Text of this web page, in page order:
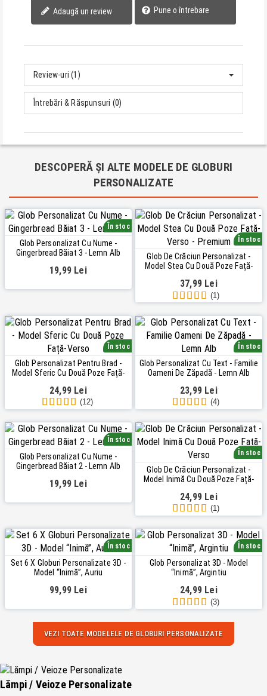
Adaugă un review Pune o întrebare
Review-uri (1)
Întrebări & Răspunsuri (0)
DESCOPERĂ ȘI ALTE MODELE DE GLOBURI
PERSONALIZATE
În stoc
Glob Personalizat Cu Nume -
Gingerbread Băiat 3 - Lemn Alb
19,99 Lei
În stoc
Glob De Crăciun Personalizat -
Model Stea Cu Două Poze Față-
37,99 Lei
(1)
În stoc
Glob Personalizat Pentru Brad -
Model Sferic Cu Două Poze Față-
24,99 Lei
(12)
În stoc
Glob Personalizat Cu Text - Familie
Oameni De Zăpadă - Lemn Alb
23,99 Lei
(4)
În stoc
Glob Personalizat Cu Nume -
Gingerbread Băiat 2 - Lemn Alb
19,99 Lei
În stoc
Glob De Crăciun Personalizat -
Model Inimă Cu Două Poze Față-
24,99 Lei
(1)
În stoc
Set 6 X Globuri Personalizate 3D -
Model “Inimă”, Auriu
99,99 Lei
În stoc
Glob Personalizat 3D - Model
“Inimă”, Argintiu
24,99 Lei
(3)
VEZI TOATE MODELELE DE GLOBURI PERSONALIZATE
Lămpi / Veioze Personalizate